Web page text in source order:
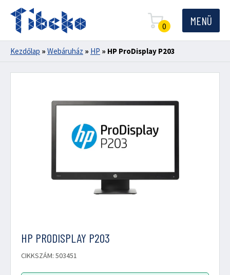
0 MENÜ
Kezdőlap » Webáruház » HP » HP ProDisplay P203
HP PRODISPLAY P203
CIKKSZÁM: 503451